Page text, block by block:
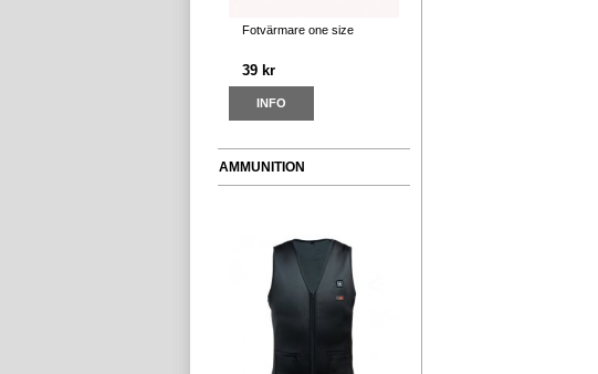
Fotvärmare one size
39 kr
INFO
AMMUNITION